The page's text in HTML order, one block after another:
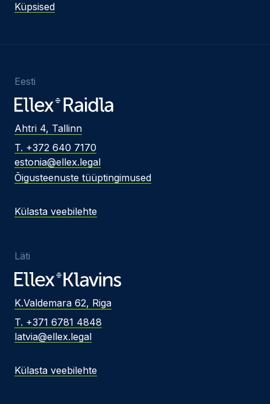
Küpsised
Eesti
Ahtri 4, Tallinn
T. +372 640 7170
estonia@ellex.legal
Õigusteenuste tüüptingimused
Külasta veebilehte
Läti
K.Valdemara 62, Riga
T. +371 6781 4848
latvia@ellex.legal
Külasta veebilehte